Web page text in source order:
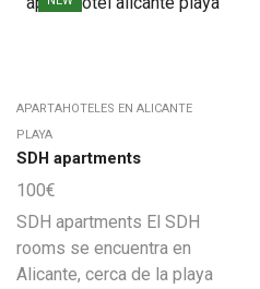
APARTAHOTELES EN ALICANTE
PLAYA
SDH apartments
100€
SDH apartments El SDH
rooms se encuentra en
Alicante, cerca de la playa